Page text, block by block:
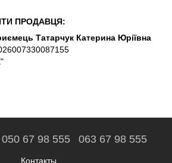
ПРОДАВЦЯ:
Татарчук Катерина Юріївна
050 67 98 555 063 67 98 555
Контакты